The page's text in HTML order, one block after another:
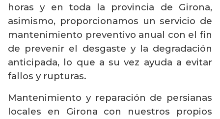
horas y en toda la provincia de Girona,
asimismo, proporcionamos un servicio de
mantenimiento preventivo anual con el fin
de prevenir el desgaste y la degradación
anticipada, lo que a su vez ayuda a evitar
fallos y rupturas.
Mantenimiento y reparación de persianas
locales en Girona con nuestros propios